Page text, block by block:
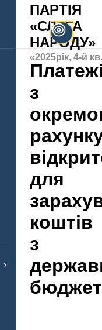
ПАРТІЯ
«СЛУГА
НАРОДУ»
«2025рік, 4-й
з
для
коштів
з